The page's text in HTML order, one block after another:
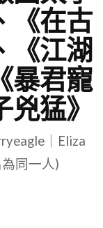
《在古
《江湖
暴君寵
猛》
｜Eliza
同一人)